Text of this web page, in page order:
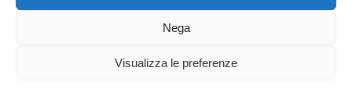
Nega
Visualizza le preferenze
+39 347 2461036
WGItalia